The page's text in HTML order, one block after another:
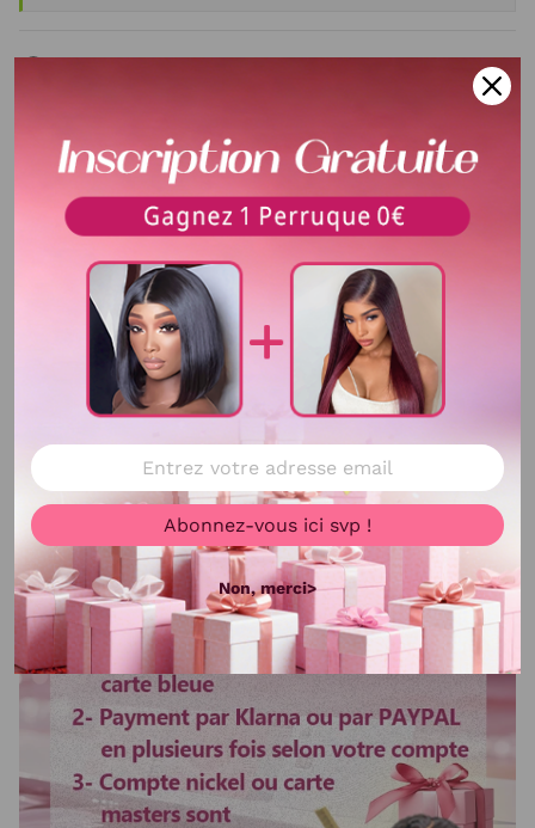
Type de cheveux
Cheveux brésilien,
Cheveux malaisien,
Cheveux indien,
Grade de cheveux
Deep Wave
Longueur 8-30 pouces
Poids
Délais d'utilisation
Plus D'un An avec bons
soins
Couleur de cheveux Couleur Naturelle
Tissage Machine Double Weft
Colorable ou décolorable
Lissable et ondulable au fer Oui
Voir plus
Abonnez-vous ici svp !
Non, merci>